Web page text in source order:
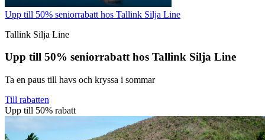
Upp till 50% seniorrabatt hos Tallink Silja Line
Tallink Silja Line
Upp till 50% seniorrabatt hos Tallink Silja Line
Ta en paus till havs och kryssa i sommar
Till rabatten
Upp till 50% rabatt